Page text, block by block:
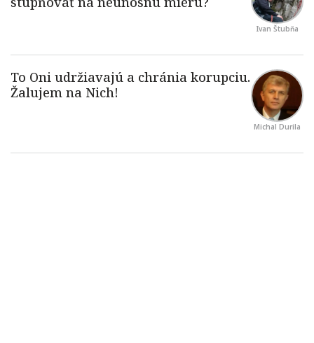
Ivan Štubňa
Michal Durila